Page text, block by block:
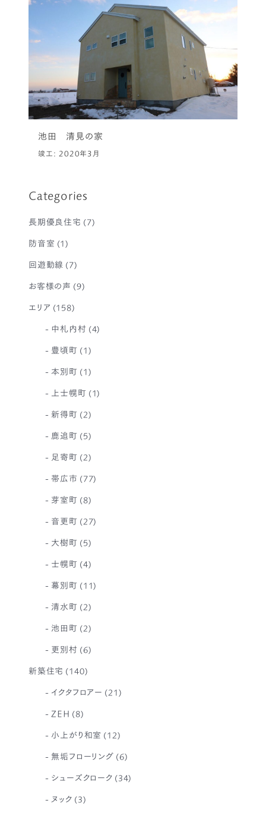
池田 清見の家
竣工: 2020年3月
Categories
長期優良住宅 (7)
防音室 (1)
回遊動線 (7)
お客様の声 (9)
エリア (158)
中札内村 (4)
豊頃町 (1)
本別町 (1)
上士幌町 (1)
新得町 (2)
鹿追町 (5)
足寄町 (2)
帯広市 (77)
芽室町 (8)
音更町 (27)
大樹町 (5)
士幌町 (4)
幕別町 (11)
清水町 (2)
池田町 (2)
更別村 (6)
新築住宅 (140)
イクタフロアー (21)
ZEH (8)
小上がり和室 (12)
無垢フローリング (6)
シューズクローク (34)
ヌック (3)